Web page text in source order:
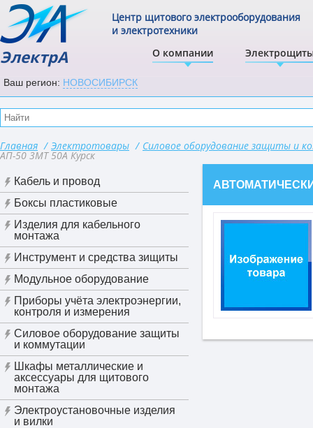
ЭлектрА О компании
Центр щитового электрооборудования
и электротехники
Ваш регион: НОВОСИБИРСК
Главная / Электротовары / Силовое оборудование защиты и
АП-50 3МТ 50А Курск
Кабель и провод
Боксы пластиковые
Изделия для кабельного
монтажа
Инструмент и средства зищиты
Модульное оборудование
Приборы учёта электроэнергии,
контроля и измерения
Силовое оборудование защиты
и коммутации
Шкафы металлические и
аксессуары для щитового
монтажа
Электроустановочные изделия
и вилки